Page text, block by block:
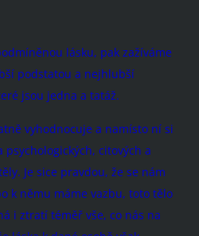
lásku, pak zažíváme
podstatou a nejhlubší
jsou jedna a tatáž.
vyhodnocuje a namísto ní si
citových a
Je sice pravdou, že se nám
k němu máme vazbu, toto tělo
i ztratí téměř vše, co nás na